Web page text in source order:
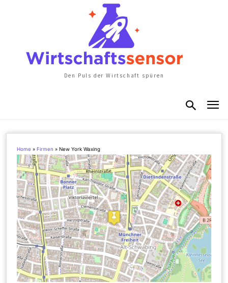
Den Puls der Wirtschaft spüren
Home » Firmen »New York Waxing